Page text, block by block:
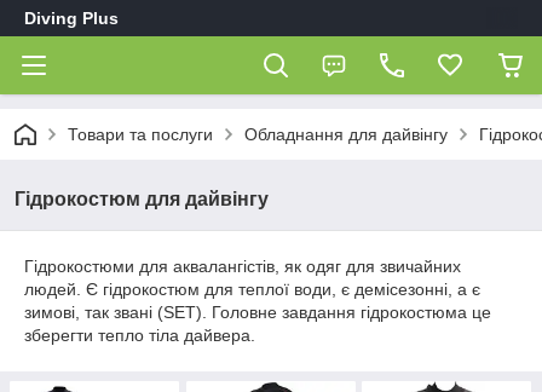
Diving Plus
Товари та послуги Обладнання для дайвінгу
Гідрокостюм для дайвінгу
Гідрокостюми для аквалангістів, як одяг для звичайних
людей. Є гідрокостюм для теплої води, є демісезонні, а є
зимові, так звані (SET). Головне завдання гідрокостюма це
зберегти тепло тіла дайвера.